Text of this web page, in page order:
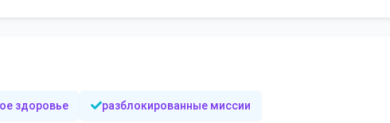
здоровье разблокированные миссии